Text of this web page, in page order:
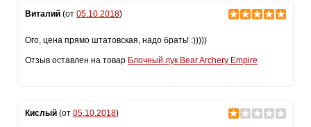
Виталий (от 05.10.2018)
Ого, цена прямо штатовская, надо брать! :)))))
Отзыв оставлен на товар Блочный лук Bear Archery Empire
Кислый (от 05.10.2018)